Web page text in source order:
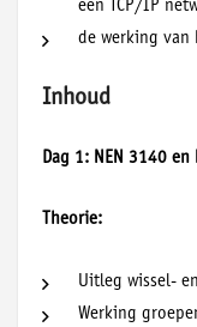
een TCP/IP
de werking van
Inhoud
Dag 1: NEN 3140 en
Theorie:
Uitleg wissel-
Werking